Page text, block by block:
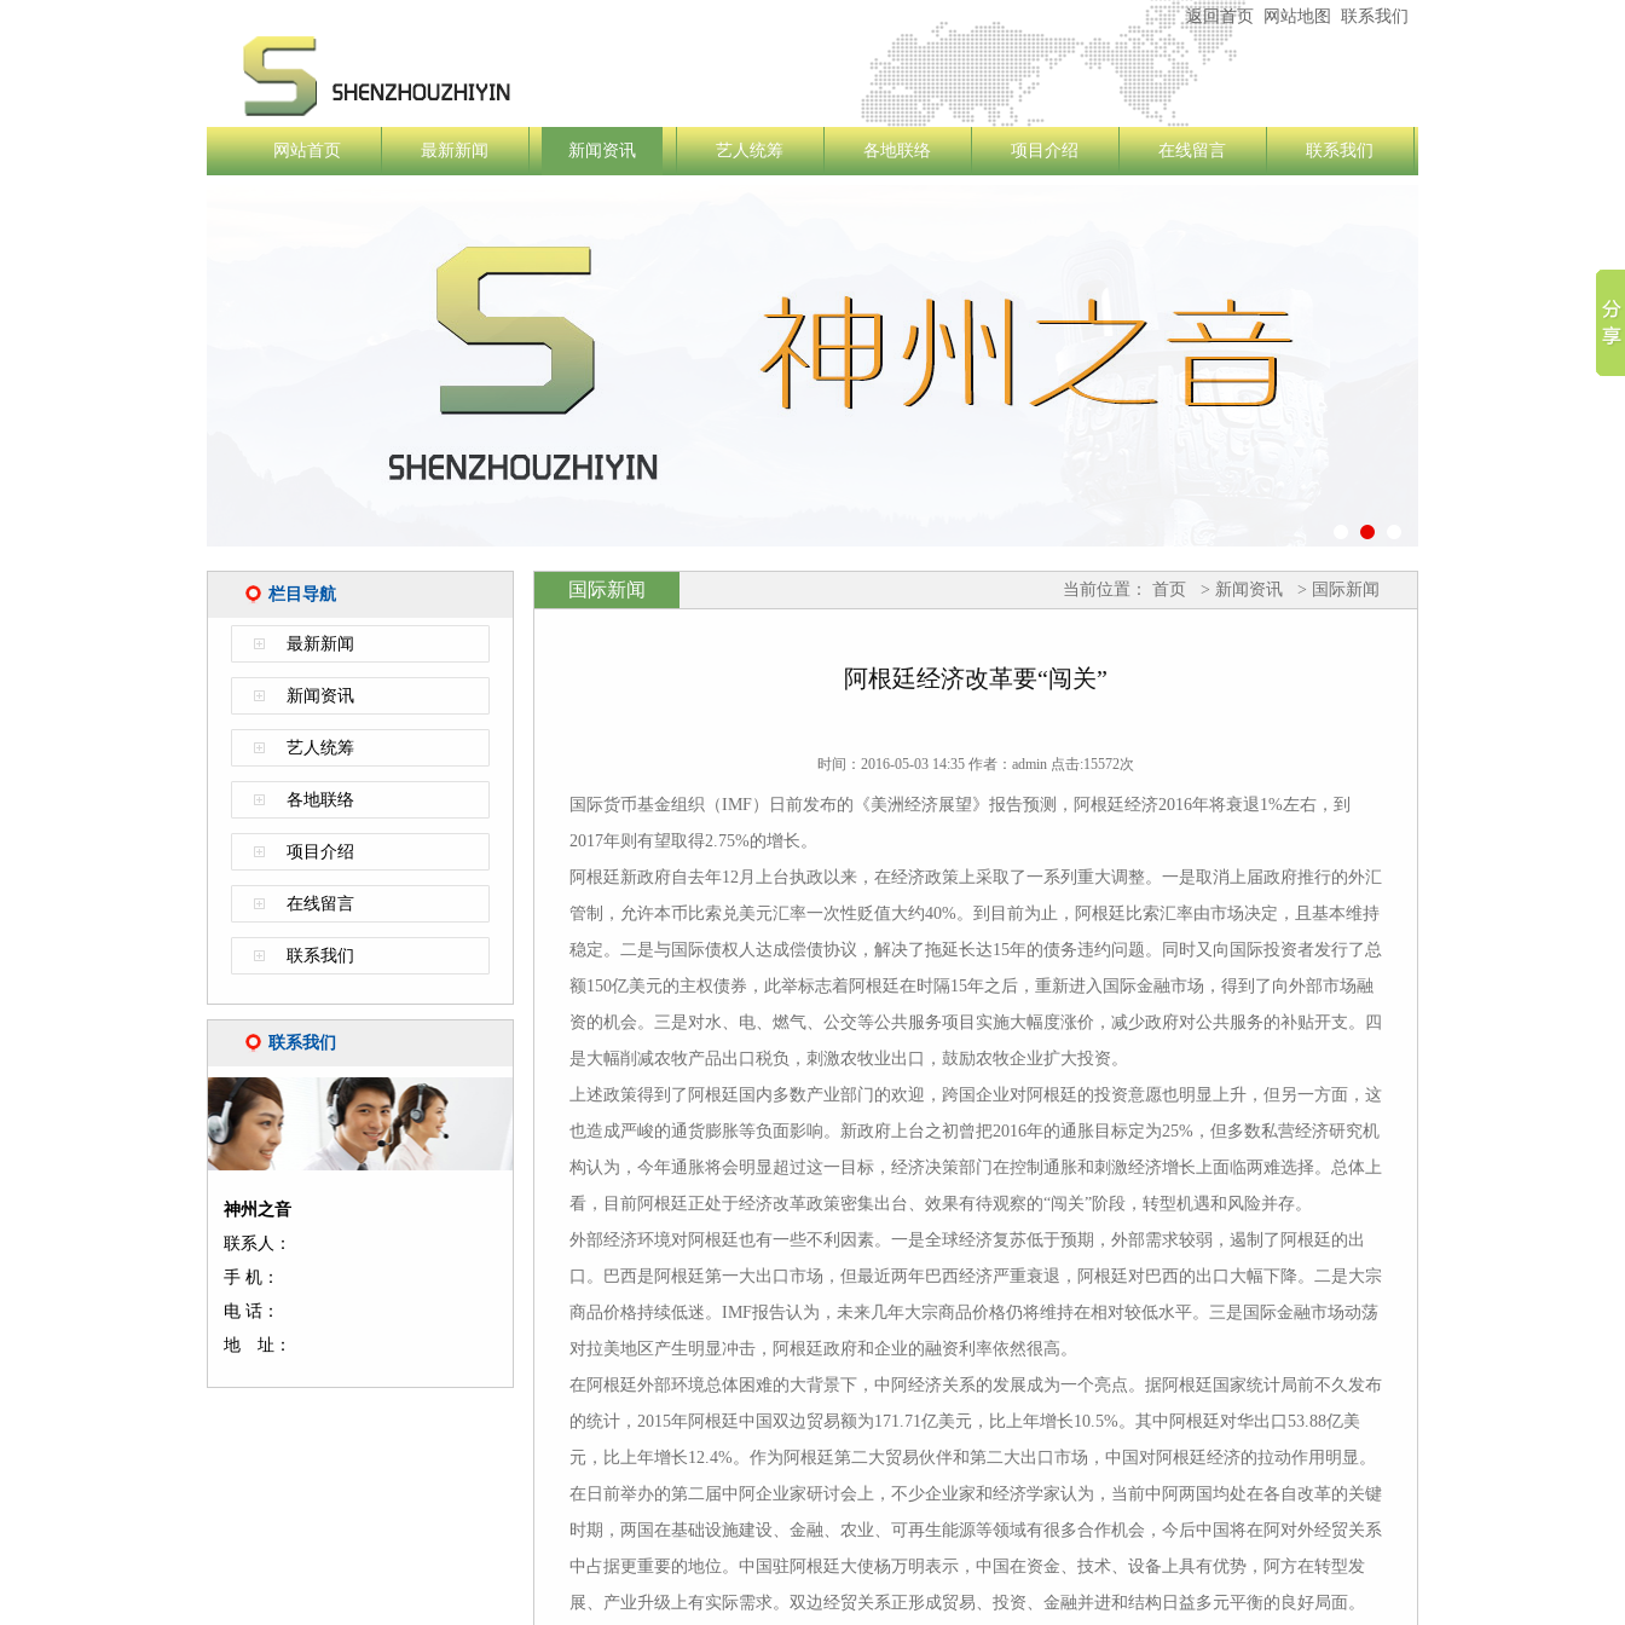
返回首页 网站地图 联系我们
网站首页 最新新闻 新闻资讯 艺人统筹 各地联络 项目介绍 在线留言 联系我们
栏目导航
最新新闻
新闻资讯
艺人统筹
各地联络
项目介绍
在线留言
联系我们
联系我们
神州之音
联系人：
手 机：
电 话：
地 址：
国际新闻 当前位置： 首页 > 新闻资讯 > 国际新闻
阿根廷经济改革要“闯关”
时间：2016-05-03 14:35 作者：admin 点击:15572次
国际货币基金组织（IMF）日前发布的《美洲经济展望》报告预测，阿根廷经济2016年将衰退1%左右，到
2017年则有望取得2.75%的增长。
阿根廷新政府自去年12月上台执政以来，在经济政策上采取了一系列重大调整。一是取消上届政府推行的外汇
管制，允许本币比索兑美元汇率一次性贬值大约40%。到目前为止，阿根廷比索汇率由市场决定，且基本维持
稳定。二是与国际债权人达成偿债协议，解决了拖延长达15年的债务违约问题。同时又向国际投资者发行了总
额150亿美元的主权债券，此举标志着阿根廷在时隔15年之后，重新进入国际金融市场，得到了向外部市场融
资的机会。三是对水、电、燃气、公交等公共服务项目实施大幅度涨价，减少政府对公共服务的补贴开支。四
是大幅削减农牧产品出口税负，刺激农牧业出口，鼓励农牧企业扩大投资。
上述政策得到了阿根廷国内多数产业部门的欢迎，跨国企业对阿根廷的投资意愿也明显上升，但另一方面，这
也造成严峻的通货膨胀等负面影响。新政府上台之初曾把2016年的通胀目标定为25%，但多数私营经济研究机
构认为，今年通胀将会明显超过这一目标，经济决策部门在控制通胀和刺激经济增长上面临两难选择。总体上
看，目前阿根廷正处于经济改革政策密集出台、效果有待观察的“闯关”阶段，转型机遇和风险并存。
外部经济环境对阿根廷也有一些不利因素。一是全球经济复苏低于预期，外部需求较弱，遏制了阿根廷的出
口。巴西是阿根廷第一大出口市场，但最近两年巴西经济严重衰退，阿根廷对巴西的出口大幅下降。二是大宗
商品价格持续低迷。IMF报告认为，未来几年大宗商品价格仍将维持在相对较低水平。三是国际金融市场动荡
对拉美地区产生明显冲击，阿根廷政府和企业的融资利率依然很高。
在阿根廷外部环境总体困难的大背景下，中阿经济关系的发展成为一个亮点。据阿根廷国家统计局前不久发布
的统计，2015年阿根廷中国双边贸易额为171.71亿美元，比上年增长10.5%。其中阿根廷对华出口53.88亿美
元，比上年增长12.4%。作为阿根廷第二大贸易伙伴和第二大出口市场，中国对阿根廷经济的拉动作用明显。
在日前举办的第二届中阿企业家研讨会上，不少企业家和经济学家认为，当前中阿两国均处在各自改革的关键
时期，两国在基础设施建设、金融、农业、可再生能源等领域有很多合作机会，今后中国将在阿对外经贸关系
中占据更重要的地位。中国驻阿根廷大使杨万明表示，中国在资金、技术、设备上具有优势，阿方在转型发
展、产业升级上有实际需求。双边经贸关系正形成贸易、投资、金融并进和结构日益多元平衡的良好局面。